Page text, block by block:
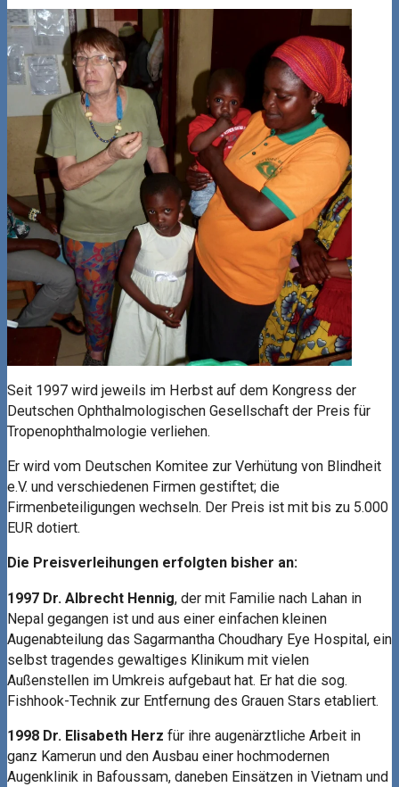
Seit 1997 wird jeweils im Herbst auf dem Kongress der
Deutschen Ophthalmologischen Gesellschaft der Preis für
Tropenophthalmologie verliehen.
Er wird vom Deutschen Komitee zur Verhütung von Blindheit
e.V. und verschiedenen Firmen gestiftet; die
Firmenbeteiligungen wechseln. Der Preis ist mit bis zu 5.000
EUR dotiert.
Die Preisverleihungen erfolgten bisher an:
1997 Dr. Albrecht Hennig, der mit Familie nach Lahan in
Nepal gegangen ist und aus einer einfachen kleinen
Augenabteilung das Sagarmantha Choudhary Eye Hospital, ein
selbst tragendes gewaltiges Klinikum mit vielen
Außenstellen im Umkreis aufgebaut hat. Er hat die sog.
Fishhook-Technik zur Entfernung des Grauen Stars etabliert.
1998 Dr. Elisabeth Herz für ihre augenärztliche Arbeit in
ganz Kamerun und den Ausbau einer hochmodernen
Augenklinik in Bafoussam, daneben Einsätzen in Vietnam und